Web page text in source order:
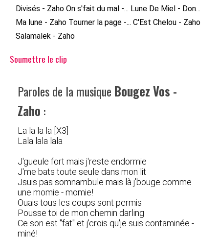
Divisés - Zaho On s'fait du mal -... Lune De Miel - Don...
Ma lune - Zaho Tourner la page -... C'Est Chelou - Zaho
Salamalek - Zaho
Soumettre le clip
Paroles de la musique Bougez Vos -
Zaho :
La la la la [X3]
Lala lala lala
J'gueule fort mais j'reste endormie
J'me bats toute seule dans mon lit
Jsuis pas somnambule mais là j'bouge comme
une momie - momie!
Ouais tous les coups sont permis
Pousse toi de mon chemin darling
Ce son est "fat" et j'crois qu'je suis contaminée -
miné!